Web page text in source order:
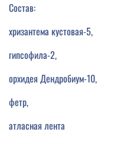
Состав:
хризантема кустовая-5,
гипсофила-2,
орхидея Дендробиум-10,
фетр,
атласная лента